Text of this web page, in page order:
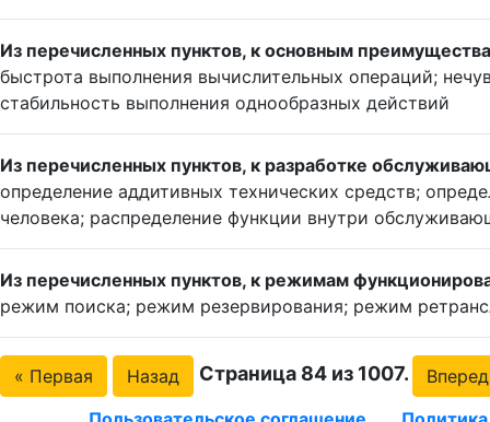
Из перечисленных пунктов, к основным
быстрота выполнения вычислительных операций;
стабильность выполнения однообразных действий
Из перечисленных пунктов, к разработке
определение аддитивных технических средств;
человека; распределение функции внутри
Из перечисленных пунктов, к режимам
режим поиска; режим резервирования; режим
« Первая Назад Страница 84 из 1007.
Вперед